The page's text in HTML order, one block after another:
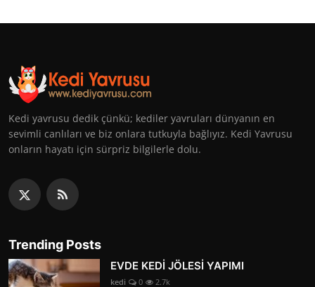
Kedi yavrusu dedik çünkü; kediler yavruları dünyanın en
sevimli canlıları ve biz onlara tutkuyla bağlıyız. Kedi Yavrusu
onların hayatı için sürpriz bilgilerle dolu.
Trending Posts
EVDE KEDİ JÖLESİ YAPIMI
kedi 0 2.7k